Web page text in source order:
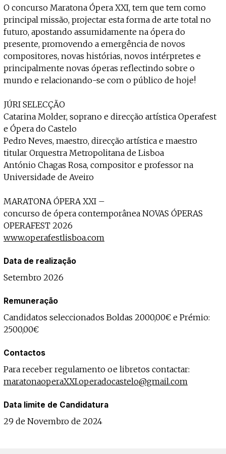
O concurso Maratona Ópera XXI, tem que tem como
principal missão, projectar esta forma de arte total no
futuro, apostando assumidamente na ópera do
presente, promovendo a emergência de novos
compositores, novas histórias, novos intérpretes e
principalmente novas óperas reflectindo sobre o
mundo e relacionando-se com o público de hoje!
JÚRI SELECÇÃO
Catarina Molder, soprano e direcção artística Operafest
e Ópera do Castelo
Pedro Neves, maestro, direcção artística e maestro
titular Orquestra Metropolitana de Lisboa
António Chagas Rosa, compositor e professor na
Universidade de Aveiro
MARATONA ÓPERA XXI –
concurso de ópera contemporânea NOVAS ÓPERAS
OPERAFEST 2026
www.operafestlisboa.com
Data de realização
Setembro 2026
Remuneração
Candidatos seleccionados Boldas 2000,00€ e Prémio:
2500,00€
Contactos
Para receber regulamento oe libretos contactar:
maratonaoperaXXI.operadocastelo@gmail.com
Data limite de Candidatura
29 de Novembro de 2024